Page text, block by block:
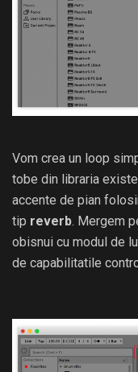
Vom crea un loop
tobe din libraria
accente de pian
tip reverb. Mergem
obisnui cu modul de
de capabilitatile